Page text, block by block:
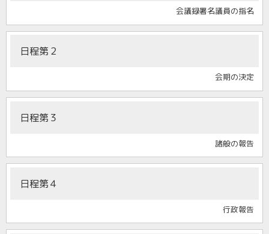
会議録署名議員の指名
日程第２
会期の決定
日程第３
諸般の報告
日程第４
行政報告